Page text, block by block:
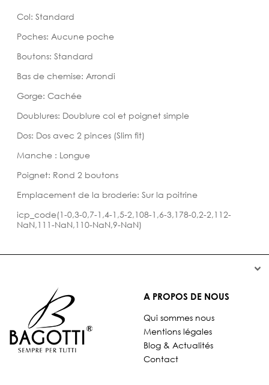
Col: Standard
Poches: Aucune poche
Boutons: Standard
Bas de chemise: Arrondi
Gorge: Cachée
Doublures: Doublure col et poignet simple
Dos: Dos avec 2 pinces (Slim fit)
Manche : Longue
Poignet: Rond 2 boutons
Emplacement de la broderie: Sur la poitrine
icp_code(1-0,3-0,7-1,4-1,5-2,108-1,6-3,178-0,2-2,112-
NaN,111-NaN,110-NaN,9-NaN)


A PROPOS DE NOUS
Qui sommes nous
Mentions légales
Blog & Actualités
Contact